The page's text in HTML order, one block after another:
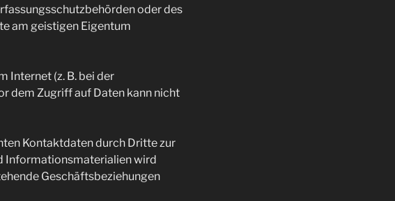
oder des
am geistigen Eigentum
Internet (z. B. bei der
dem Zugriff auf Daten kann nicht
Kontaktdaten durch Dritte zur
Informationsmaterialien wird
Geschäftsbeziehungen